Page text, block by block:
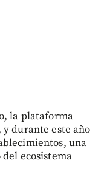
la plataforma
durante este año
una
ecosistema